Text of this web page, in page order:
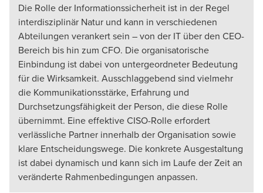
Die Rolle der Informationssicherheit ist in der Regel
interdisziplinär Natur und kann in verschiedenen
Abteilungen verankert sein – von der IT über den CEO-
Bereich bis hin zum CFO. Die organisatorische
Einbindung ist dabei von untergeordneter Bedeutung
für die Wirksamkeit. Ausschlaggebend sind vielmehr
die Kommunikationsstärke, Erfahrung und
Durchsetzungsfähigkeit der Person, die diese Rolle
übernimmt. Eine effektive CISO-Rolle erfordert
verlässliche Partner innerhalb der Organisation sowie
klare Entscheidungswege. Die konkrete Ausgestaltung
ist dabei dynamisch und kann sich im Laufe der Zeit an
veränderte Rahmenbedingungen anpassen.